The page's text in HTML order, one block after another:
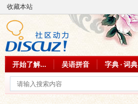
收藏本站
开始了解... 吴语拼音 字典 · 词典